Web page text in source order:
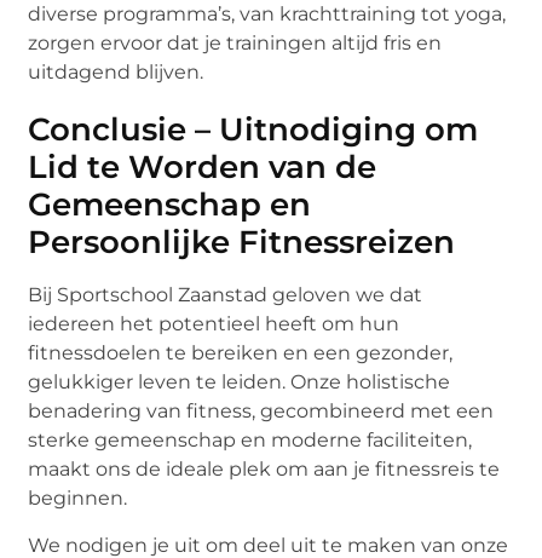
diverse programma’s, van krachttraining tot yoga,
zorgen ervoor dat je trainingen altijd fris en
uitdagend blijven.
Conclusie – Uitnodiging om
Lid te Worden van de
Gemeenschap en
Persoonlijke Fitnessreizen
Bij Sportschool Zaanstad geloven we dat
iedereen het potentieel heeft om hun
fitnessdoelen te bereiken en een gezonder,
gelukkiger leven te leiden. Onze holistische
benadering van fitness, gecombineerd met een
sterke gemeenschap en moderne faciliteiten,
maakt ons de ideale plek om aan je fitnessreis te
beginnen.
We nodigen je uit om deel uit te maken van onze